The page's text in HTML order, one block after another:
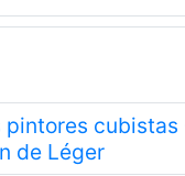
pintores cubistas
de LégerSiguiente